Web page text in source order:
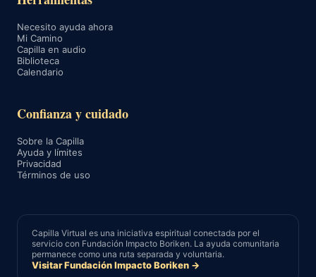
Necesito ayuda ahora
Mi Camino
Capilla en audio
Biblioteca
Calendario
Confianza y cuidado
Sobre la Capilla
Ayuda y límites
Privacidad
Términos de uso
Capilla Virtual es una iniciativa espiritual conectada por el
servicio con Fundación Impacto Boriken. La ayuda comunitaria
permanece como una ruta separada y voluntaria.
Visitar Fundación Impacto Boriken →